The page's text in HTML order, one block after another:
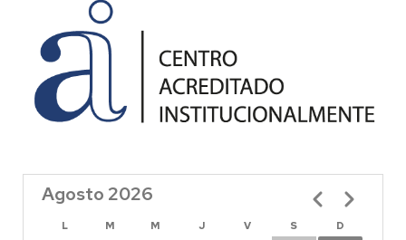
Agosto 2026
L M M J V S
D
Paginación